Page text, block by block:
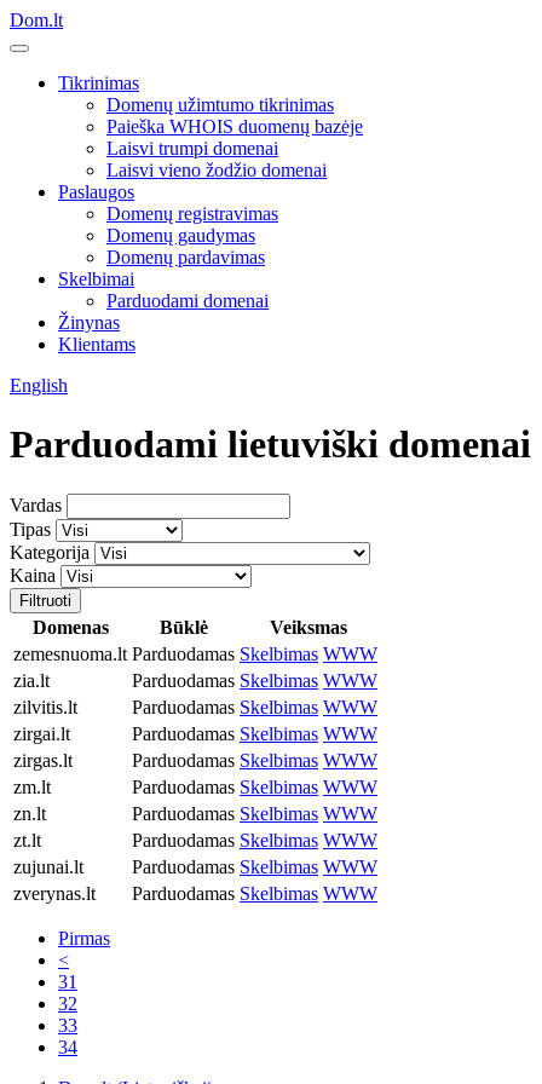
Dom.lt
Tikrinimas
Domenų užimtumo tikrinimas
Paieška WHOIS duomenų bazėje
Laisvi trumpi domenai
Laisvi vieno žodžio domenai
Paslaugos
Domenų registravimas
Domenų gaudymas
Domenų pardavimas
Skelbimai
Parduodami domenai
Žinynas
Klientams
English
Parduodami lietuviški domenai
Vardas
Tipas
Kategorija
Kaina
Filtruoti
Domenas Būklė
Veiksmas
zemesnuoma.lt Parduodamas Skelbimas WWW
zia.lt
Parduodamas Skelbimas WWW
zilvitis.lt
Parduodamas Skelbimas WWW
zirgai.lt
Parduodamas Skelbimas WWW
zirgas.lt
Parduodamas Skelbimas WWW
zm.lt
Parduodamas Skelbimas WWW
zn.lt
Parduodamas Skelbimas WWW
zt.lt
Parduodamas Skelbimas WWW
zujunai.lt
Parduodamas Skelbimas WWW
zverynas.lt
Parduodamas Skelbimas WWW
Pirmas
<
31
32
33
34